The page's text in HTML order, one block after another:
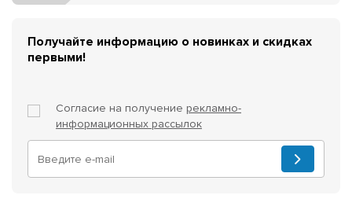
Получайте информацию о новинках и скидках
первыми!
Согласие на получение рекламно-
информационных рассылок